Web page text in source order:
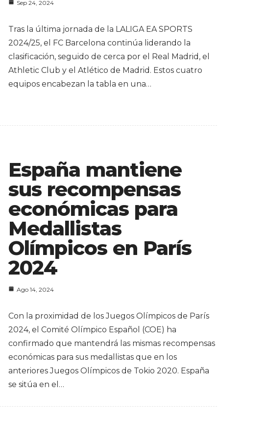
Sep 24, 2024
Tras la última jornada de la LALIGA EA SPORTS
2024/25, el FC Barcelona continúa liderando la
clasificación, seguido de cerca por el Real Madrid, el
Athletic Club y el Atlético de Madrid. Estos cuatro
equipos encabezan la tabla en una…
España mantiene
sus recompensas
económicas para
Medallistas
Olímpicos en París
2024
Ago 14, 2024
Con la proximidad de los Juegos Olímpicos de París
2024, el Comité Olímpico Español (COE) ha
confirmado que mantendrá las mismas recompensas
económicas para sus medallistas que en los
anteriores Juegos Olímpicos de Tokio 2020. España
se sitúa en el…